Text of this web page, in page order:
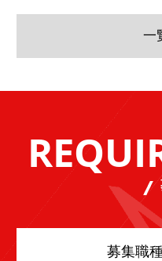
一
募集職